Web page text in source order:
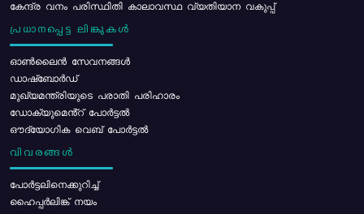
കേന്ദ്ര വനം പരിസ്ഥിതി കാലാവസ്ഥ വ്യതിയാന വകുപ്പ്
പ്രധാനപ്പെട്ട ലിങ്കുകൾ
ഓൺലൈൻ സേവനങ്ങൾ
ഡാഷ്ബോർഡ്
മുഖ്യമന്ത്രിയുടെ പരാതി പരിഹാരം
ഡോക്യുമെൻ്റ് പോർട്ടൽ
ഔദ്യോഗിക വെബ് പോർട്ടൽ
വിവരങ്ങൾ
പോര്‍ട്ടലിനെക്കുറിച്ച്
ഹൈപ്പർലിങ്ക് നയം